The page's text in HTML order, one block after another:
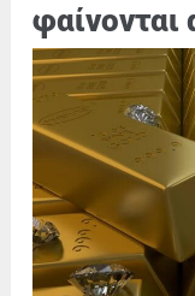
φαίνονται